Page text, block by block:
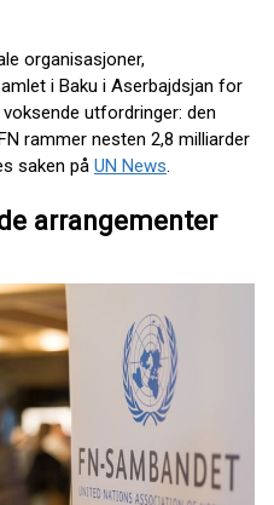
organisasjoner,
i Baku i Aserbajdsjan for
utfordringer: den
rammer nesten 2,8 milliarder
saken på UN News
arrangementer